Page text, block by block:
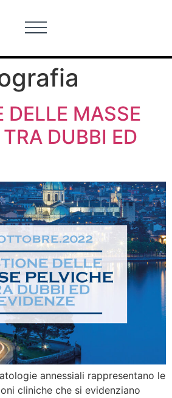
DELLE MASSE
DUBBI ED
annessiali rappresentano le
cliniche che si evidenziano